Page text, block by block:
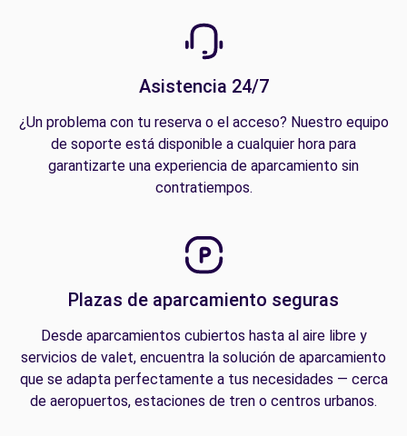
Asistencia 24/7
¿Un problema con tu reserva o el acceso? Nuestro equipo
de soporte está disponible a cualquier hora para
garantizarte una experiencia de aparcamiento sin
contratiempos.
Plazas de aparcamiento seguras
Desde aparcamientos cubiertos hasta al aire libre y
servicios de valet, encuentra la solución de aparcamiento
que se adapta perfectamente a tus necesidades — cerca
de aeropuertos, estaciones de tren o centros urbanos.